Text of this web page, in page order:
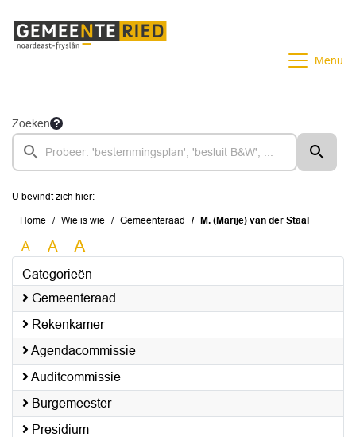
Menu
Zoeken
U bevindt zich hier:
Home Wie is wie Gemeenteraad M. (Marije) van der Staal
A A A
Categorieën
Gemeenteraad
Rekenkamer
Agendacommissie
Auditcommissie
Burgemeester
Presidium